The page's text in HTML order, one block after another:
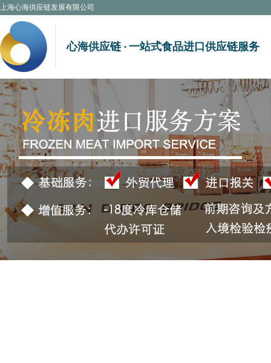
上海心海供应链发展有限公司
心海供应链 · 一站式食品进口供应链服务